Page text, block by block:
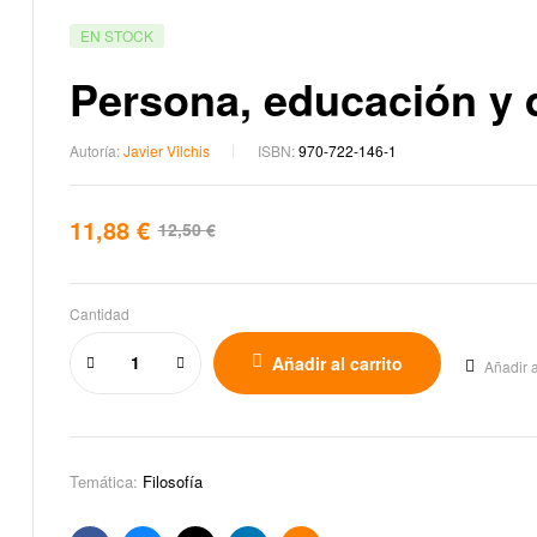
EN STOCK
Persona, educación y
Autoría:Javier Vilchis ISBN:970-722-146-1
12,50€
11,88 €
Cantidad
Añadir al carrito Añadir
Temática: Filosofía